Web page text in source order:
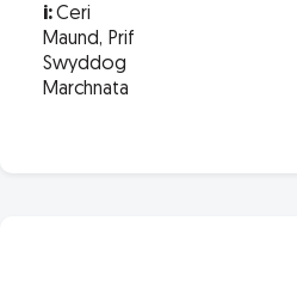
i:Ceri
Maund, Prif
Swyddog
Marchnata